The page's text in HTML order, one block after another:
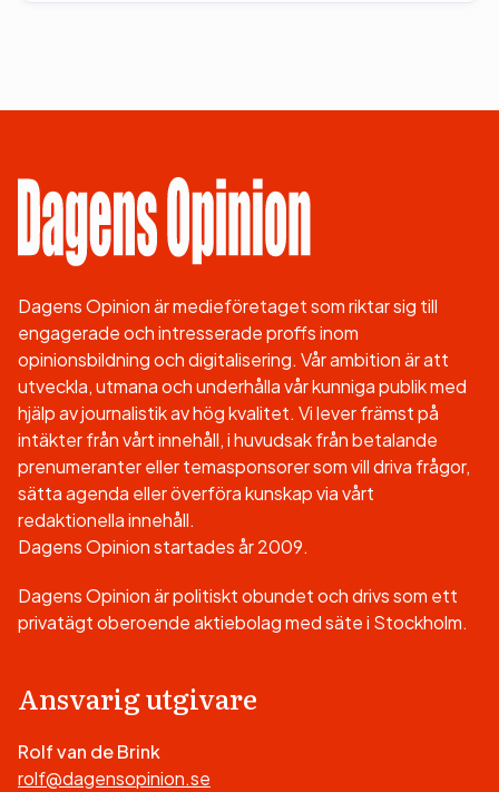
Dagens Opinion är medieföretaget som riktar sig till
engagerade och intresserade proffs inom
opinionsbildning och digitalisering. Vår ambition är att
utveckla, utmana och underhålla vår kunniga publik med
hjälp av journalistik av hög kvalitet. Vi lever främst på
intäkter från vårt innehåll, i huvudsak från betalande
prenumeranter eller temasponsorer som vill driva frågor,
sätta agenda eller överföra kunskap via vårt
redaktionella innehåll.
Dagens Opinion startades år 2009.
Dagens Opinion är politiskt obundet och drivs som ett
privatägt oberoende aktiebolag med säte i Stockholm.
Ansvarig utgivare
Rolf van de Brink
rolf@dagensopinion.se